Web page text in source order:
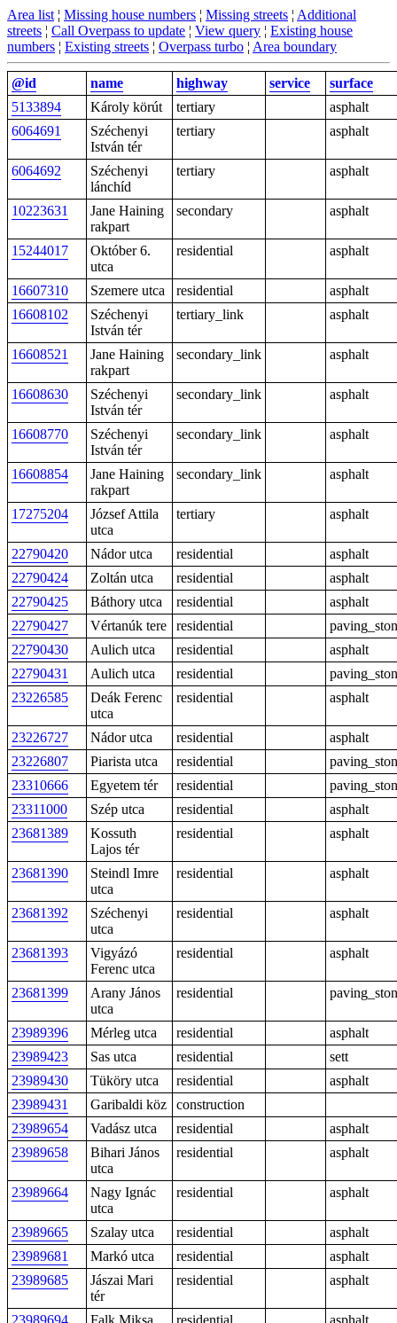
Area list ¦ Missing house numbers ¦ Missing streets ¦ Additional
streets ¦ Call Overpass to update ¦ View query ¦ Existing house
numbers ¦ Existing streets ¦ Overpass turbo ¦ Area boundary
@id name highway service
surface
5133894
Károly körút tertiary
asphalt
6064691
Széchenyi
István tér
tertiary asphalt
6064692
Széchenyi
lánchíd
tertiary asphalt
10223631
Jane Haining
rakpart
secondary asphalt
15244017
Október 6.
utca
residential asphalt
16607310 Szemere utca residential
asphalt
16608102
Széchenyi
István tér
tertiary_link asphalt
16608521
Jane Haining
rakpart
secondary_link asphalt
16608630
Széchenyi
István tér
secondary_link asphalt
16608770
Széchenyi
István tér
secondary_link asphalt
16608854
Jane Haining
rakpart
secondary_link asphalt
17275204
József Attila
utca
tertiary asphalt
22790420 Nádor utca residential
asphalt
22790424
Zoltán utca residential
asphalt
22790425
Báthory utca residential
asphalt
22790427
Vértanúk tere residential
22790430
Aulich utca residential
asphalt
22790431
Aulich utca residential
23226585
Deák Ferenc
utca
residential asphalt
23226727 Nádor utca residential
asphalt
23226807
Piarista utca residential
23310666
Egyetem tér residential
23311000
Szép utca residential
asphalt
23681389
Kossuth
Lajos tér
residential asphalt
23681390
Steindl Imre
utca
residential asphalt
23681392
Széchenyi
utca
residential asphalt
23681393
Vigyázó
Ferenc utca
residential asphalt
23681399
Arany János
utca
residential
23989396 Mérleg utca residential
asphalt
23989423
Sas utca residential
sett
23989430
Tüköry utca residential
asphalt
23989431
Garibaldi köz
construction
23989654
Vadász utca residential
asphalt
23989658
Bihari János
utca
residential asphalt
23989664
Nagy Ignác
utca
residential asphalt
23989665 Szalay utca residential
asphalt
23989681
Markó utca residential
asphalt
23989685
Jászai Mari
tér
residential asphalt
23989694
Falk Miksa
residential asphalt